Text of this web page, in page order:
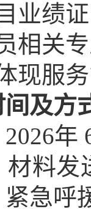
绩证
关专
服务
及方
年
发送
急呼